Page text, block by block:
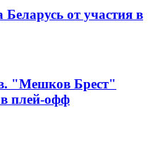
от участия в
"Мешков Брест"
плей-офф